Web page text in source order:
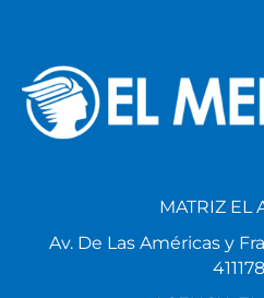
Av. De Las Américas y
AGENCIA EL